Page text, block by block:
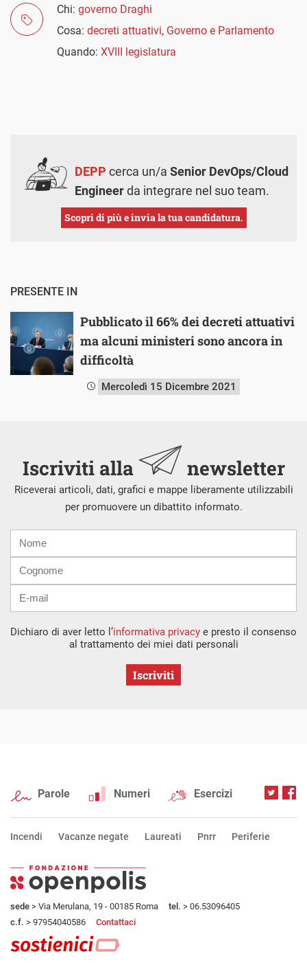
Chi: governo Draghi
Cosa: decreti attuativi, Governo e Parlamento
Quando: XVIII legislatura
DEPP cerca un/a Senior DevOps/Cloud
Engineerda integrare nel suo team.
Scopri di più e invia la tua candidatura.
PRESENTE IN
Pubblicato il 66% dei decreti attuativi
ma alcuni ministeri sono ancora in
difficoltà
Mercoledì 15 Dicembre 2021
Iscriviti alla newsletter
Riceverai articoli, dati, grafici e mappe liberamente utilizzabili
per promuovere un dibattito informato.
mail
Dichiaro di aver letto l’informativa privacy e presto il consenso
al trattamento dei miei dati personali
Iscriviti
Parole Numeri Esercizi
Incendi Vacanze negate Laureati Pnrr Periferie
sede > Via Merulana, 19 - 00185 Roma tel. > 06.53096405
c.f. > 97954040586 Contattaci